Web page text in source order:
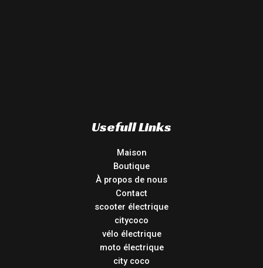
Usefull Links
Maison
Boutique
À propos de nous
Contact
scooter électrique
citycoco
vélo électrique
moto électrique
city coco